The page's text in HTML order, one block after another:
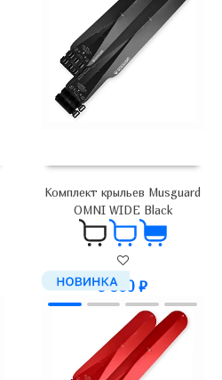
Комплект крыльев Musguard
OMNI WIDE Black
5 900₽